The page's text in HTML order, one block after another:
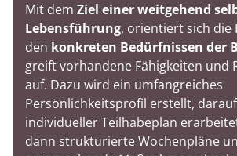
Mit dem Ziel einer weitgehend
Lebensführung, orientiert sich die
den konkreten Bedürfnissen der
greift vorhandene Fähigkeiten und
auf. Dazu wird ein umfangreiches
Persönlichkeitsprofil erstellt,
individueller Teilhabeplan
dann strukturierte Wochenpläne